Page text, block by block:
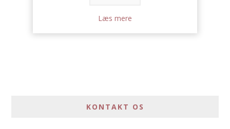
KONTAKT OS
Læs mere